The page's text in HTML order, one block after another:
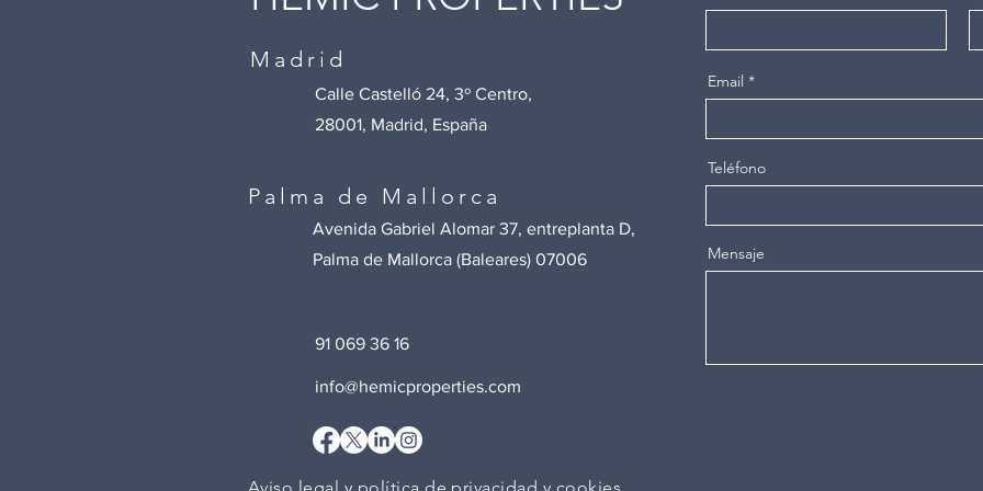
Madrid
Calle Castelló 24, 3º Centro,
28001, Madrid, España
Palma de Mallorca
Avenida Gabriel Alomar 37, entreplanta D,​
Palma de Mallorca (Baleares) 07006
91 069 36 16
info@hemicproperties.com
Email
Teléfono
Mensaje